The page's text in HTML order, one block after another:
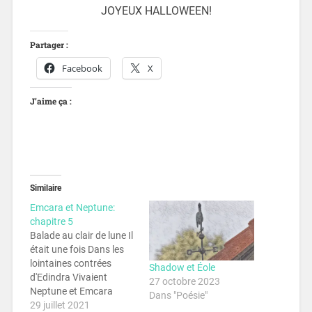
JOYEUX HALLOWEEN!
Partager :
Facebook X
J’aime ça :
Similaire
Emcara et Neptune:
chapitre 5
Balade au clair de lune Il
était une fois Dans les
lointaines contrées
d'Edindra Vivaient
Neptune et Emcara
Deux jeunes amoureux
29 juillet 2021
Shadow et Éole
27 octobre 2023
Dans "Poésie"